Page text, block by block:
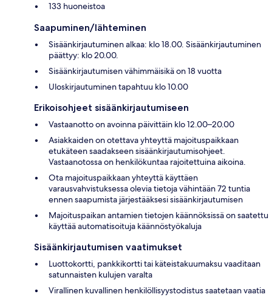
133 huoneistoa
Saapuminen/lähteminen
Sisäänkirjautuminen alkaa: klo 18.00. Sisäänkirjautuminen
päättyy: klo 20.00.
Sisäänkirjautumisen vähimmäisikä on 18 vuotta
Uloskirjautuminen tapahtuu klo 10.00
Erikoisohjeet sisäänkirjautumiseen
Vastaanotto on avoinna päivittäin klo 12.00–20.00
Asiakkaiden on otettava yhteyttä majoituspaikkaan
etukäteen saadakseen sisäänkirjautumisohjeet.
Vastaanotossa on henkilökuntaa rajoitettuina aikoina.
Ota majoituspaikkaan yhteyttä käyttäen
varausvahvistuksessa olevia tietoja vähintään 72 tuntia
ennen saapumista järjestääksesi sisäänkirjautumisen
Majoituspaikan antamien tietojen käännöksissä on saatettu
käyttää automatisoituja käännöstyökaluja
Sisäänkirjautumisen vaatimukset
Luottokortti, pankkikortti tai käteistakuumaksu vaaditaan
satunnaisten kulujen varalta
Virallinen kuvallinen henkilöllisyystodistus saatetaan vaatia